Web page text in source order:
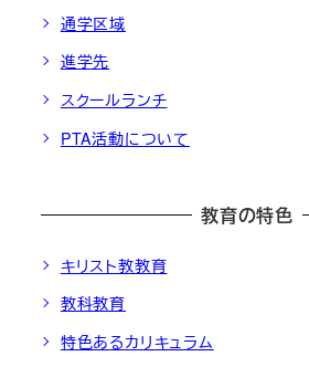
通学区域
進学先
スクールランチ
PTA活動について
教育の特色
キリスト教教育
教科教育
特色あるカリキュラム